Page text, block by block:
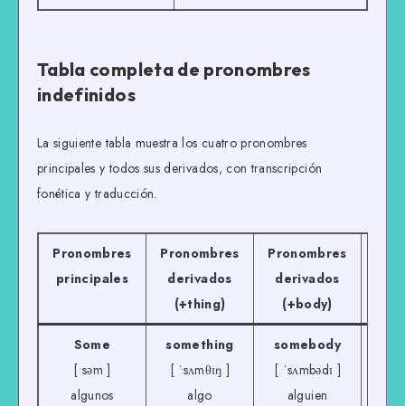
Tabla completa de pronombres
indefinidos
La siguiente tabla muestra los cuatro pronombres
principales y todos sus derivados, con transcripción
fonética y traducción.
Pronombres
principales
Pronombres
derivados
(+thing)
Pronombres
derivados
(+body)
Some
[ səm ]
algunos
something
[ ˈsʌmθɪŋ ]
algo
somebody
[ ˈsʌmbədɪ ]
alguien